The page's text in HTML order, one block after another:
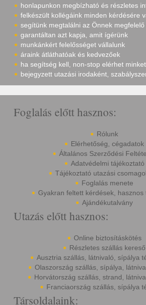
honlapunkon megbízható és részletes
felkészült kollégáink minden kérdésére
segítünk megtalálni az Önnek
garantáltan azt kapja, amit ígérünk
munkánkért felelősséget vállalunk
áraink átláthatóak és kedvezőek
ha segítség kell, non-stop elérhet
bejegyzett utazási irodaként,
Foglalás előtt hasznos:
Rólunk
Elérhetőség, cégadatok
Általános Szerződési
Adatvédelmi tájékoztató
Tájékoztató utazási
Foglalás menete
Gyakran feltett kérdések, hasznos
Ajándékutalvány
Utazás előtt hasznos:
Online biztosításkötés
Részletes szállás kereső
Ausztria szállás, látnivaló, sípálya
Olaszország szállás, sípálya,
Horvátország szállás, strand,
Franciaország szállás, sípálya
Társoldalaink: